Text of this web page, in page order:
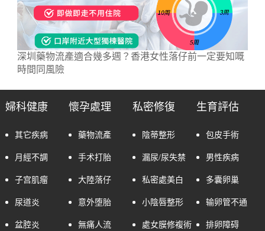
深圳藥物流產適合幾多週？香港女性落仔前一定要知嘅
時間同風險
婦科健康
其它疾病
月經不調
子宫肌瘤
尿道炎
盆腔炎
懷孕處理
藥物流產
手术打胎
大陸落仔
意外堕胎
無痛人流
私密修復
陰蒂整形
漏尿/尿失禁
私密處美白
小陰唇整形
處女膜修複術
生育評估
包皮手術
男性疾病
多囊卵巢
输卵管不通
排卵障碍